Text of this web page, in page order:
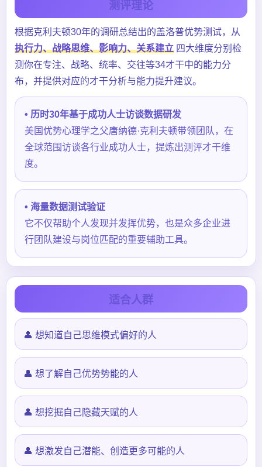
测评理论
根据克利夫顿30年的调研总结出的盖洛普优势测试，从
执行力、战略思维、影响力、关系建立 四大维度分别检
测你在专注、战略、统率、交往等34才干中的能力分
布，并提供对应的才干分析与能力提升建议。
• 历时30年基于成功人士访谈数据研发
美国优势心理学之父唐纳德·克利夫顿带领团队，在
全球范围访谈各行业成功人士，提炼出测评才干维
度。
• 海量数据测试验证
它不仅帮助个人发现并发挥优势，也是众多企业进
行团队建设与岗位匹配的重要辅助工具。
适合人群
👤 想知道自己思维模式偏好的人
👤 想了解自己优势势能的人
👤 想挖掘自己隐藏天赋的人
👤 想激发自己潜能、创造更多可能的人